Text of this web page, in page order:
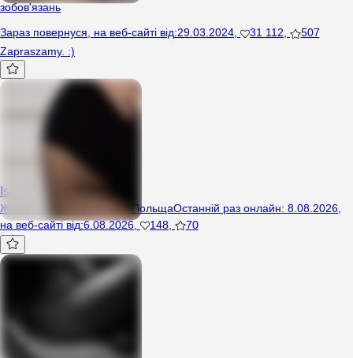
зобов'язань
Зараз повернуся, на веб-сайті від:29.03.2024, 31 112,
507
Zapraszamy. :)
Isaa
Жінка, 27 років, Koszalin, ПольщаОстанній раз онлайн: 8.08.2026
на веб-сайті від:6.08.2026 148 70